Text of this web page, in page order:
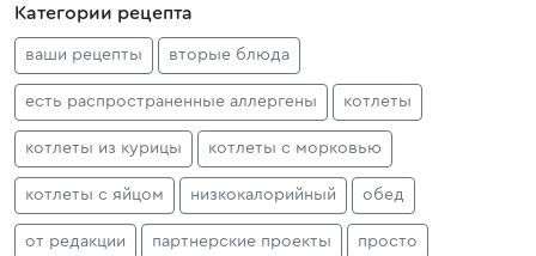
Категории рецепта
ваши рецепты вторые блюда
есть распространенные аллергены котлеты
котлеты из курицы котлеты с морковью
котлеты с яйцом низкокалорийный обед
от редакции партнерские проекты просто